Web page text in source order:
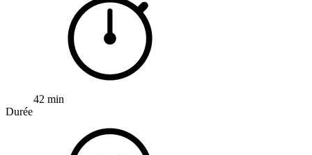
42 min
Durée